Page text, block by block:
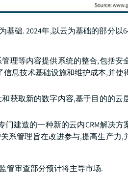
础. 2024年,以云为基础的部分以
理等内容提供系统的整合,包括安
息技术基础设施和维护成本,并
获取新的数字内容,基于目的的云
门建造的一种新的云内CRM解决方
系管理旨在改进参与,提高生产力
管审查部分预计将主导市场.